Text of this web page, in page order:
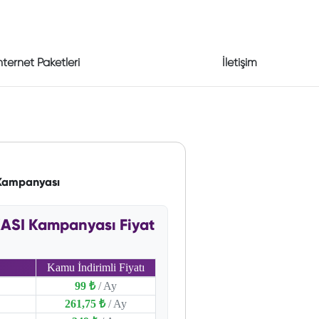
Paketleri İletişim
Kampanyası Fiyat
Kamu İndirimli Fiyatı
99 ₺ / Ay
261,75 ₺ / Ay